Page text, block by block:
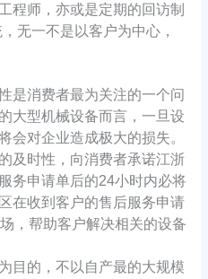
程师，亦或是定期的回访制
无一不是以客户为中心，
是消费者最为关注的一个问
大型机械设备而言，一旦设
会对企业造成极大的损失。
及时性，向消费者承诺江浙
务申请单后的24小时内必将
在收到客户的售后服务申请
，帮助客户解决相关的设备
目的，不以自产最的大规模